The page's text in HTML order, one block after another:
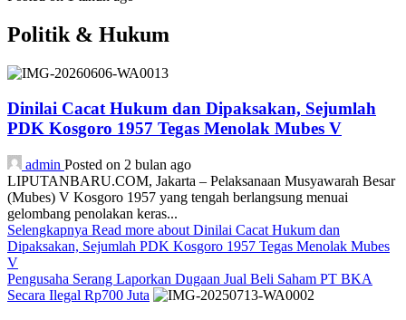
Politik & Hukum
Dinilai Cacat Hukum dan Dipaksakan, Sejumlah
PDK Kosgoro 1957 Tegas Menolak Mubes V
admin Posted on 2 bulan ago
LIPUTANBARU.COM, Jakarta – Pelaksanaan Musyawarah Besar
(Mubes) V Kosgoro 1957 yang tengah berlangsung menuai
gelombang penolakan keras...
Selengkapnya Read more about Dinilai Cacat Hukum dan
Dipaksakan, Sejumlah PDK Kosgoro 1957 Tegas Menolak Mubes
V
Pengusaha Serang Laporkan Dugaan Jual Beli Saham PT BKA
Secara Ilegal Rp700 Juta